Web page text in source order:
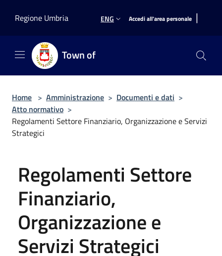
Regione Umbria
ENG Accedi all'area personale |
Town of
Home > Amministrazione > Documenti e dati >
Atto normativo >
Regolamenti Settore Finanziario, Organizzazione e Servizi
Strategici
Regolamenti Settore
Finanziario,
Organizzazione e
Servizi Strategici